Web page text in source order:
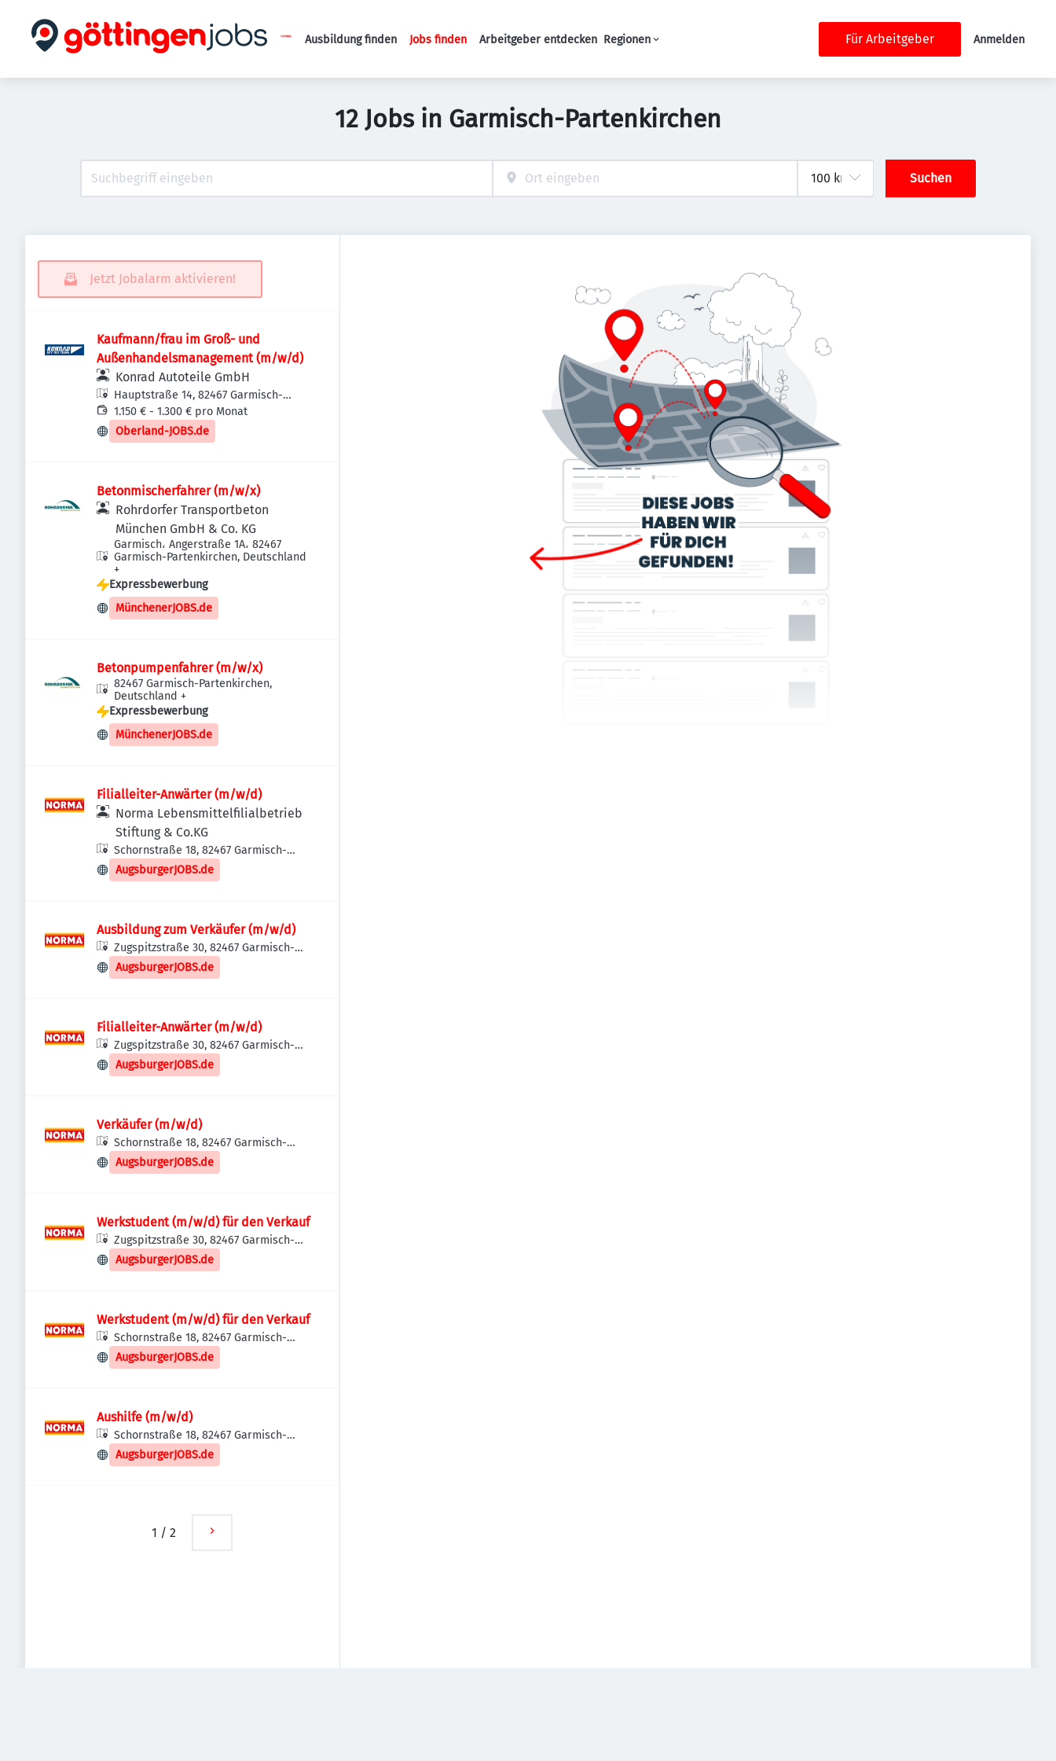
Haupt-Navigation
Ausbildung finden Jobs finden Arbeitgeber entdecken Regionen Für Arbeitgeber Anmelden
12 Jobs in Garmisch-Partenkirchen
Suchen
Jetzt Jobalarm aktivieren!
Kaufmann/frau im Groß- und
Außenhandelsmanagement (m/w/d)
Konrad Autoteile GmbH
Hauptstraße 14, 82467 Garmisch-
Partenkirchen, Deutschland
1.150 € - 1.300 € pro Monat
Oberland-JOBS.de
Betonmischerfahrer (m/w/x)
Rohrdorfer Transportbeton
München GmbH & Co. KG
Garmisch، Angerstraße 1A، 82467
Garmisch-Partenkirchen, Deutschland
+
Expressbewerbung
MünchenerJOBS.de
Betonpumpenfahrer (m/w/x)
82467 Garmisch-Partenkirchen,
Deutschland +
Expressbewerbung
MünchenerJOBS.de
Filialleiter-Anwärter (m/w/d)
Norma Lebensmittelfilialbetrieb
Stiftung & Co.KG
Schornstraße 18, 82467 Garmisch-
Partenkirchen, Deutschland
AugsburgerJOBS.de
Ausbildung zum Verkäufer (m/w/d)
Zugspitzstraße 30, 82467 Garmisch-
Partenkirchen, Deutschland
AugsburgerJOBS.de
Filialleiter-Anwärter (m/w/d)
Zugspitzstraße 30, 82467 Garmisch-
Partenkirchen, Deutschland
AugsburgerJOBS.de
Verkäufer (m/w/d)
Schornstraße 18, 82467 Garmisch-
Partenkirchen, Deutschland
AugsburgerJOBS.de
Werkstudent (m/w/d) für den Verkauf
Zugspitzstraße 30, 82467 Garmisch-
Partenkirchen, Deutschland
AugsburgerJOBS.de
Werkstudent (m/w/d) für den Verkauf
Schornstraße 18, 82467 Garmisch-
Partenkirchen, Deutschland
AugsburgerJOBS.de
Aushilfe (m/w/d)
Schornstraße 18, 82467 Garmisch-
Partenkirchen, Deutschland
AugsburgerJOBS.de
1 / 2